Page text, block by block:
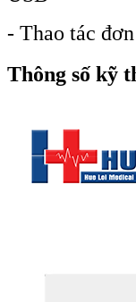
- Thao tác
Thông số kỹ